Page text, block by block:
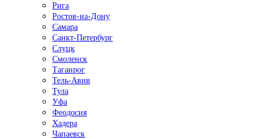
Рига
Ростов-на-Дону
Самара
Санкт-Петербург
Слуцк
Смоленск
Таганрог
Тель-Авив
Тула
Уфа
Феодосия
Хадера
Чапаевск